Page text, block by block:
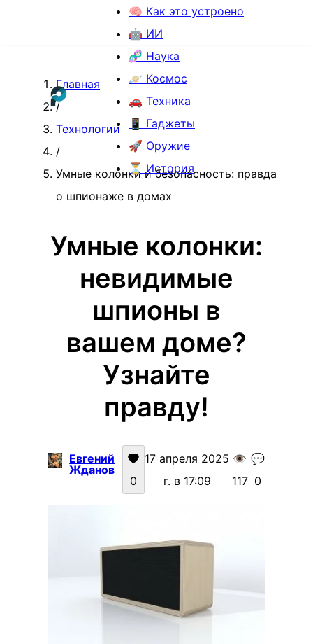
🧠 Как это устроено
🤖 ИИ
🧬 Наука
🪐 Космос
🚗 Техника
📱 Гаджеты
🚀 Оружие
⏳ История
Главная
/
Технологии
/
Умные колонки и безопасность: правда
о шпионаже в домах
Умные колонки:
невидимые
шпионы в
вашем доме?
Узнайте
правду!
Евгений
Жданов
0
17 апреля 2025
г. в 17:09
👁️
117
💬
0